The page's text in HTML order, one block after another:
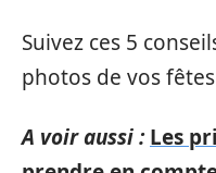
Suivez ces 5
photos de vos
A voir aussi : Les